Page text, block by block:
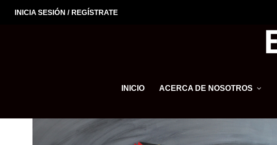
INICIA SESIÓN / REGÍSTRATE
INICIO ACERCA DE NOSOTROS